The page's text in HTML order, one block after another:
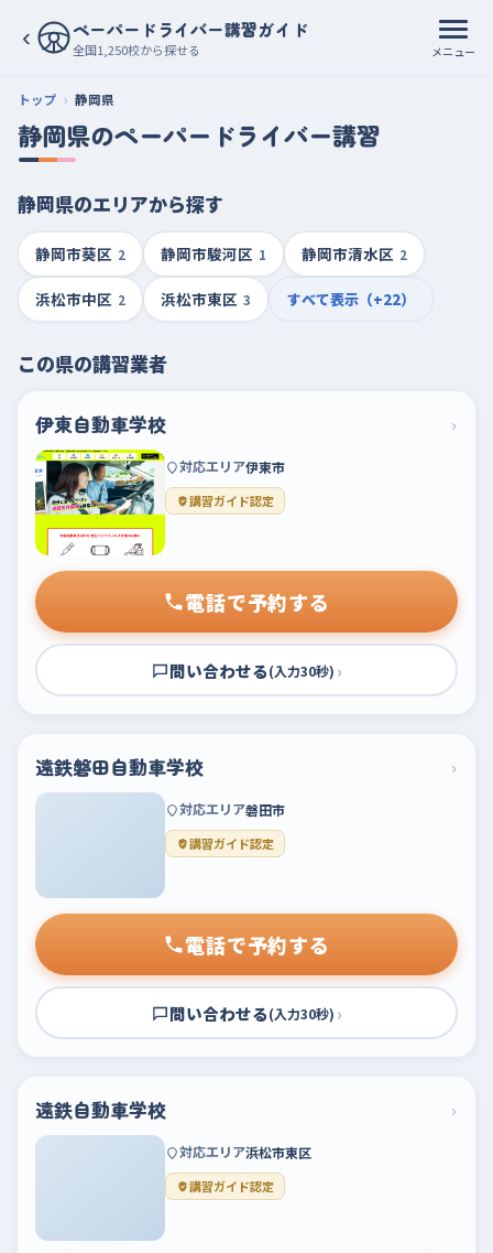
‹ ペーパードライバー講習ガイド
全国1,250校から探せる メニュー
トップ 静岡県
静岡県のペーパードライバー講習
静岡県のエリアから探す
静岡市葵区 2 静岡市駿河区 1 静岡市清水区 2
浜松市中区 2 浜松市東区 3 すべて表示（+22）
この県の講習業者
伊東自動車学校 ›
対応エリア伊東市
講習ガイド認定
電話で予約する
問い合わせる(入力30秒) ›
遠鉄磐田自動車学校 ›
対応エリア磐田市
講習ガイド認定
電話で予約する
問い合わせる(入力30秒) ›
遠鉄自動車学校 ›
対応エリア浜松市東区
講習ガイド認定